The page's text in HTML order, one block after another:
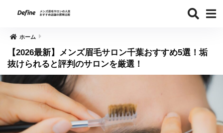
ホーム
【2026最新】メンズ眉毛サロン千葉おすすめ5選！垢
抜けられると評判のサロンを厳選！